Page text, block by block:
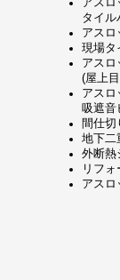
アスロ
タイル
アスロ
現場タ
アスロ
(屋上
アスロ
吸遮音
間仕切
地下二
外断熱
リフ
アスロ